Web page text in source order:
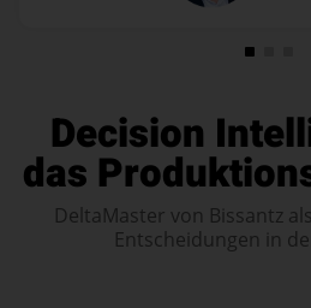
Decision
das
DeltaMaster von Bissantz
Entscheidungen in